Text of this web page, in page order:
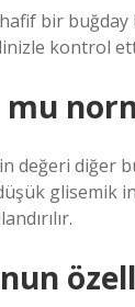
bir buğday
kontrol
mu
değeri diğer
glisemik